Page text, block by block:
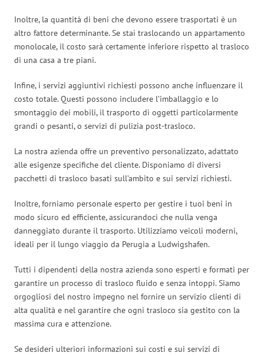
Inoltre, la quantità di beni che devono essere trasportati è un
altro fattore determinante. Se stai traslocando un appartamento
monolocale, il costo sarà certamente inferiore rispetto al trasloco
di una casa a tre piani.
Infine, i servizi aggiuntivi richiesti possono anche influenzare il
costo totale. Questi possono includere l’imballaggio e lo
smontaggio dei mobili, il trasporto di oggetti particolarmente
grandi o pesanti, o servizi di pulizia post-trasloco.
La nostra azienda offre un preventivo personalizzato, adattato
alle esigenze specifiche del cliente. Disponiamo di diversi
pacchetti di trasloco basati sull’ambito e sui servizi richiesti.
Inoltre, forniamo personale esperto per gestire i tuoi beni in
modo sicuro ed efficiente, assicurandoci che nulla venga
danneggiato durante il trasporto. Utilizziamo veicoli moderni,
ideali per il lungo viaggio da Perugia a Ludwigshafen.
Tutti i dipendenti della nostra azienda sono esperti e formati per
garantire un processo di trasloco fluido e senza intoppi. Siamo
orgogliosi del nostro impegno nel fornire un servizio clienti di
alta qualità e nel garantire che ogni trasloco sia gestito con la
massima cura e attenzione.
Se desideri ulteriori informazioni sui costi e sui servizi di